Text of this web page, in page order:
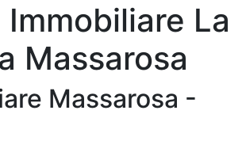
La
Massarosa
Massarosa -